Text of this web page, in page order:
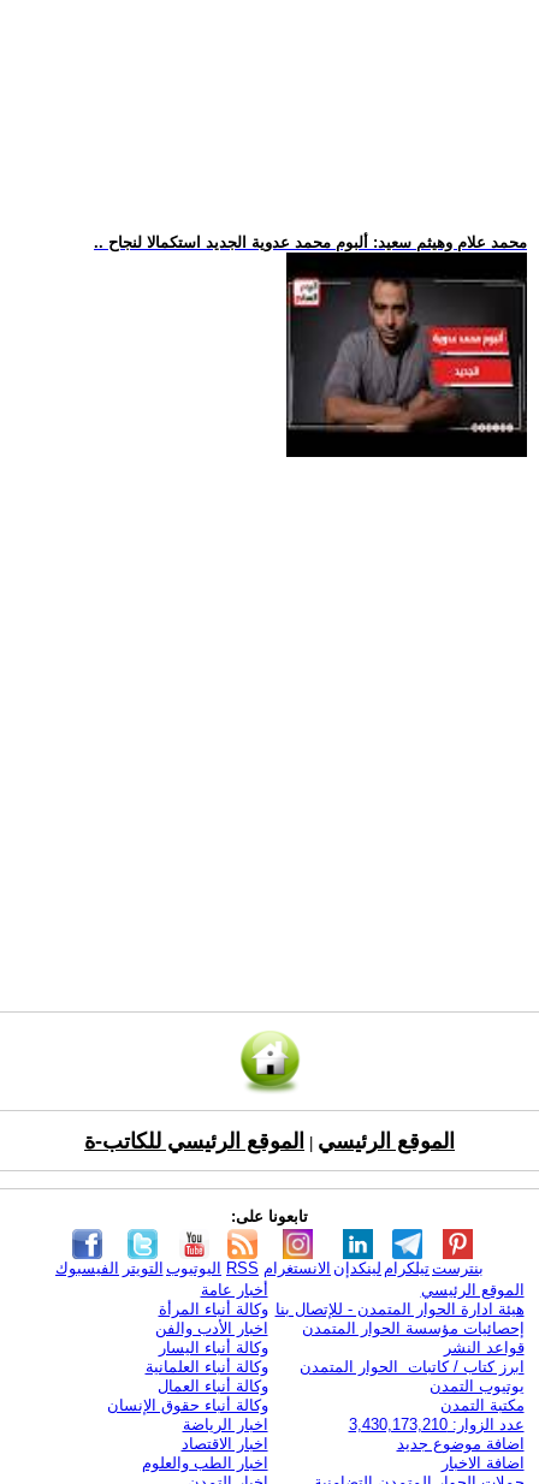
.. محمد علام وهيثم سعيد: ألبوم محمد عدوية الجديد استكمالا لنجاح
الموقع الرئيسي الموقع الرئيسي للكاتب-ة
تابعونا على:
الفيسبوك التويتر اليوتيوب RSS الانستغرام لينكدإن تيلكرامبنترست
الموقع الرئيسي
هيئة ادارة الحوار المتمدن - للإتصال بنا
إحصائيات مؤسسة الحوار المتمدن
قواعد النشر
ابرز كتاب / كاتبات الحوار المتمدن
يوتيوب التمدن
مكتبة التمدن
عدد الزوار: 3,430,173,210
اضافة موضوع جديد
اضافة الاخبار
أخبار عامة
وكالة أنباء المرأة
اخبار الأدب والفن
وكالة أنباء اليسار
وكالة أنباء العلمانية
وكالة أنباء العمال
وكالة أنباء حقوق الإنسان
اخبار الرياضة
اخبار الاقتصاد
اخبار الطب والعلوم